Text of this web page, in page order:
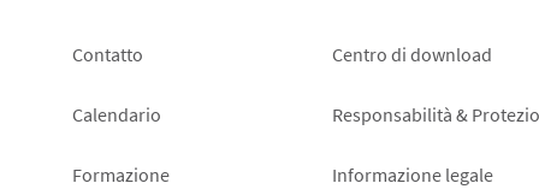
Footer
left
Contatto
Calendario
Formazione
Footer
right
Centro di download
Responsabilità &
Informazione legale